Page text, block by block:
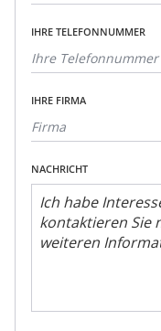
IHRE TELEFONNUMMER
IHRE FIRMA
NACHRICHT